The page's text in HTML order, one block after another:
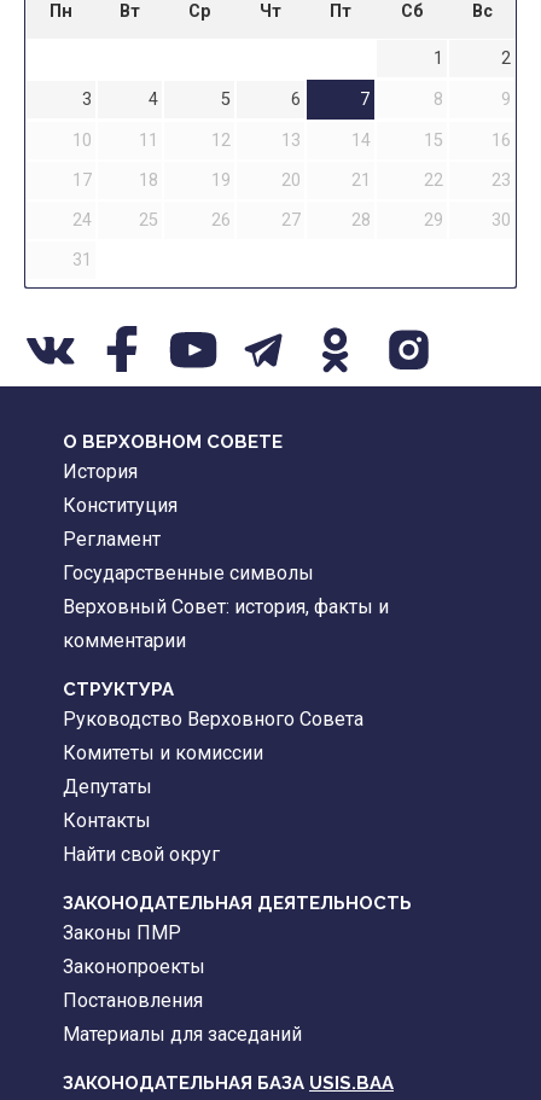
Пн Вт Ср Чт Пт Сб Вс
1
2
3
4 5 6 7 8
9
10
11 12 13 14 15
16
17
18 19 20 21 22
23
24
25 26 27 28 29
30
31
О ВЕРХОВНОМ СОВЕТЕ
История
Конституция
Регламент
Государственные символы
Верховный Совет: история, факты и
комментарии
CТРУКТУРА
Руководство Верховного Совета
Комитеты и комиссии
Депутаты
Контакты
Найти свой округ
ЗАКОНОДАТЕЛЬНАЯ ДЕЯТЕЛЬНОСТЬ
Законы ПМР
Законопроекты
Постановления
Материалы для заседаний
ЗАКОНОДАТЕЛЬНАЯ БАЗА USIS.BAA